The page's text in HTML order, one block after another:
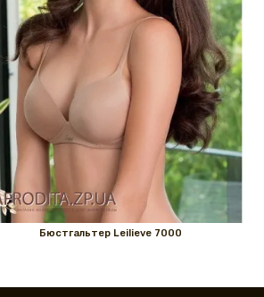
Бюстгальтер Leilieve 7000